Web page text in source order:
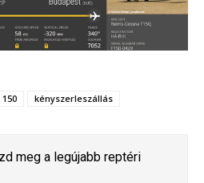
kényszerleszállás
meg a legújabb reptéri